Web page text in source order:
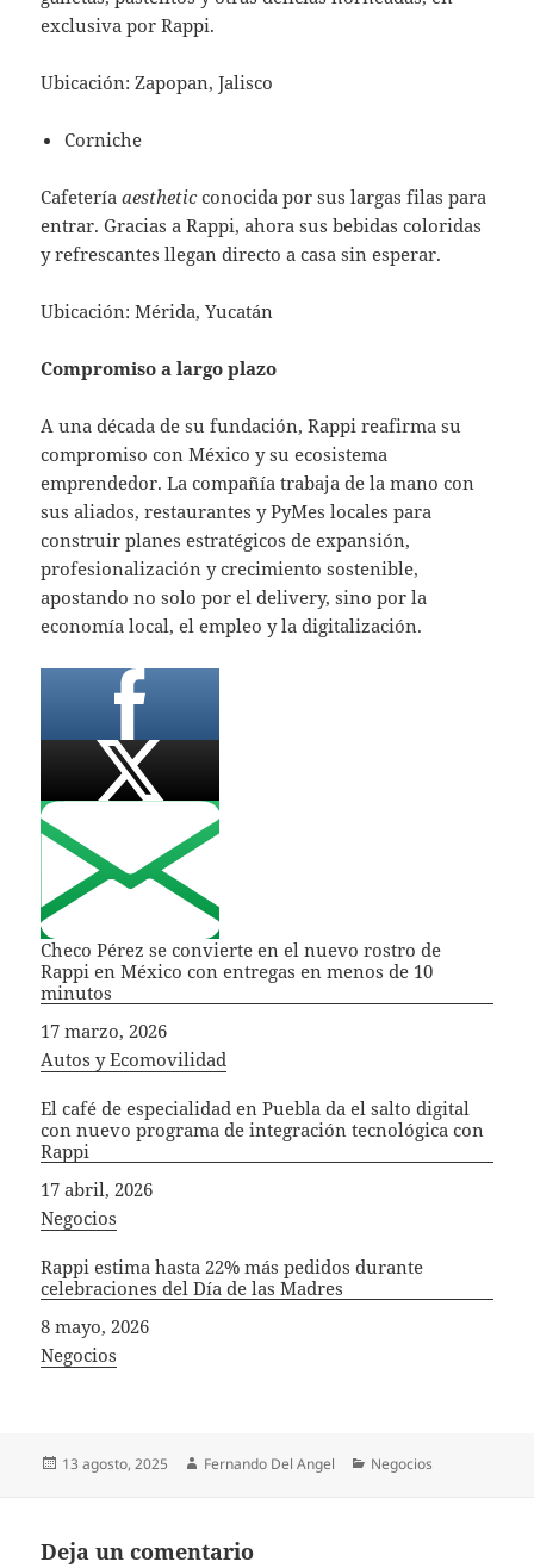
exclusiva por Rappi.
Ubicación: Zapopan, Jalisco
Corniche
Cafeteríaaestheticconocida por sus largas filas para
entrar. Gracias a Rappi, ahora sus bebidas coloridas
y refrescantes llegan directo a casa sin esperar.
Ubicación: Mérida, Yucatán
Compromiso a largo plazo
A una década de su fundación, Rappi reafirma su
compromiso con México y su ecosistema
emprendedor. La compañía trabaja de la mano con
sus aliados, restaurantes y PyMes locales para
construir planes estratégicos de expansión,
profesionalización y crecimiento sostenible,
apostando no solo por el delivery, sino por la
economía local, el empleo y la digitalización.
Checo Pérez se convierte en el nuevo rostro de
Rappi en México con entregas en menos de 10
minutos
Fecha
17 marzo, 2026
In relation to
Autos y Ecomovilidad
El café de especialidad en Puebla da el salto digital
con nuevo programa de integración tecnológica con
Rappi
Fecha
17 abril, 2026
In relation to
Negocios
Rappi estima hasta 22% más pedidos durante
celebraciones del Día de las Madres
Fecha
8 mayo, 2026
In relation to
Negocios
Publicado
13 agosto, 2025 Autor
Fernando Del Angel Categorías
Negocios
Deja un comentario